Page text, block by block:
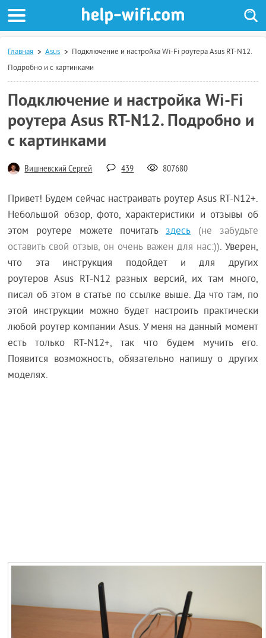
Главная Asus
Подключение и настройка Wi-Fi роутера Asus RT-N12.
Подробно и с картинками
Подключение и настройка Wi-Fi
роутера Asus RT-N12. Подробно и
с картинками
Вишневский Сергей 439 807680
Привет! Будем сейчас настраивать роутер Asus RT-N12+.
Небольшой обзор, фото, характеристики и отзывы об
этом роутере можете почитатьздесь
(не забудьте
оставить свой отзыв, он очень важен для нас:)). Уверен,
что эта инструкция подойдет и для других
роутеров Asus RT-N12 разных версий, их там много,
писал об этом в статье по ссылке выше. Да что там, по
этой инструкции можно будет настроить практически
любой роутер компании Asus. У меня на данный момент
есть только RT-N12+, так что будем мучить его.
Появится возможность, обязательно напишу о других
моделях.